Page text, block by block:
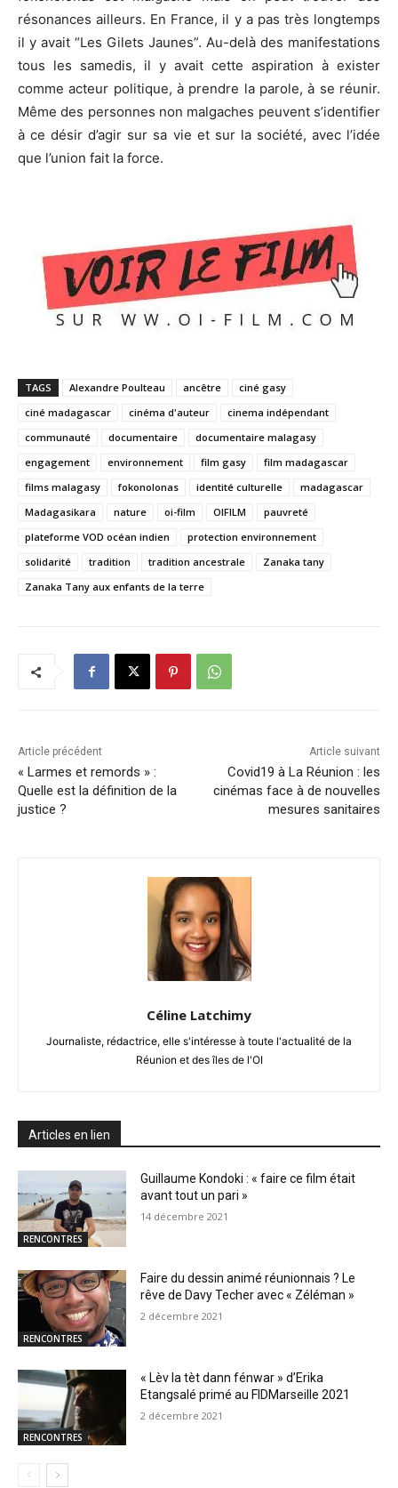
résonances ailleurs. En France, il y a pas très longtemps
il y avait “Les Gilets Jaunes”. Au-delà des manifestations
tous les samedis, il y avait cette aspiration à exister
comme acteur politique, à prendre la parole, à se réunir.
Même des personnes non malgaches peuvent s’identifier
à ce désir d’agir sur sa vie et sur la société, avec l’idée
que l’union fait la force.
TAGS Alexandre Poulteau ancêtre
ciné gasy
ciné madagascar
cinéma d'auteur
cinema indépendant
communauté
documentaire
documentaire malagasy
engagement
environnement film gasy
film madagascar
films malagasy
fokonolonas identité culturelle
madagascar
Madagasikara
nature oi-film OIFILM
pauvreté
plateforme VOD océan indien
protection environnement
solidarité
tradition tradition ancestrale
Zanaka tany
Zanaka Tany aux enfants de la terre
Article précédent
« Larmes et remords » :
Quelle est la définition de la
justice ?
Article suivant
Covid19 à La Réunion : les
cinémas face à de nouvelles
mesures sanitaires
Céline Latchimy
Journaliste, rédactrice, elle s'intéresse à toute l'actualité de la
Réunion et des îles de l'OI
Articles en lien
RENCONTRES
Guillaume Kondoki : « faire ce film était
avant tout un pari »
14 décembre 2021
RENCONTRES
Faire du dessin animé réunionnais ? Le
rêve de Davy Techer avec « Zéléman »
2 décembre 2021
RENCONTRES
« Lèv la tèt dann fénwar » d’Erika
Etangsalé primé au FIDMarseille 2021
2 décembre 2021